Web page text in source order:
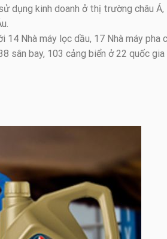
dụng kinh doanh ở thị trường châu Á,
Nhà máy lọc dầu, 17 Nhà máy pha
sân bay, 103 cảng biển ở 22 quốc gia